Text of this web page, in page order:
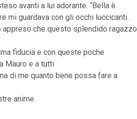
avanti a lui adorante. “Bella è
mi guardava con gli occhi luccicanti .
appreso che questo splendido ragazzo
fiducia e con queste poche
Mauro e a tutti
di me quanto bene possa fare a
anime.